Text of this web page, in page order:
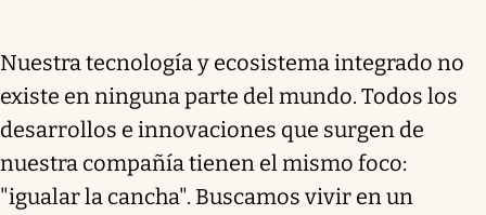
Nuestra tecnología y ecosistema integrado no
existe en ninguna parte del mundo. Todos los
desarrollos e innovaciones que surgen de
nuestra compañía tienen el mismo foco:
"igualar la cancha". Buscamos vivir en un